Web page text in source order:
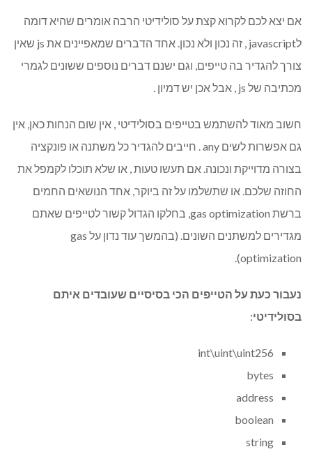
אם יצא לכם לקרוא קצת על סולידיטי הרבה אומרים שהיא דומה
לjavascript , זה נכון ולא נכון. אחד הדברים שמאפיינים את js שאין
צורך להגדיר בה טייפים, וגם ישנם דברים נוספים ששונים לגמרי
מכתיבה של js , אבל אכן יש דמיון .
חשוב מאוד להשתמש בטייפים בסולידיטי , אין שום הנחות כאן, אין
גם אפשרות לשים any . חייבים להגדיר כל משתנה או פונקציה
בצורה מדוייקת ונכונה. אם תעשו טעות , או שלא תוכלו לקמפל את
החוזה שלכם. או שתשלמו על זה ביוקר, אחד הנושאים החמים
ברשת gas optimization, בחלקו הגדול קשור לטייפים שאתם
מגדירים למשתנים השונים. (בהמשך עוד נדון על gas
optimization).
נעבור כעת על הטייפים הכי בסיסיים שעובדים איתם
בסולידיטי:
int\uint\uint256
bytes
address
boolean
string